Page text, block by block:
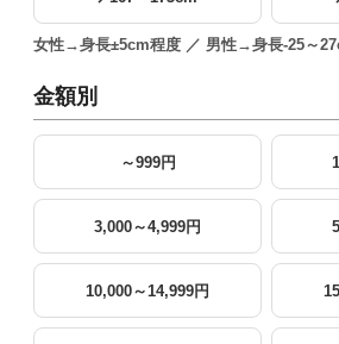
女性→身長±5cm程度 ／ 男性→身長-25～
金額別
～999円
3,000～4,999円
10,000～14,999円